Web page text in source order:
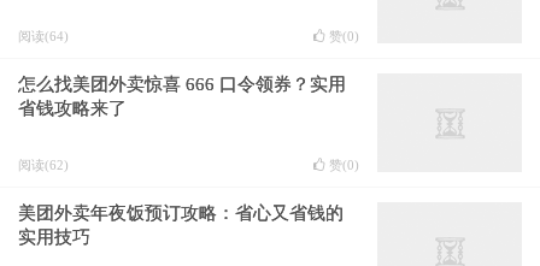
阅读(64) 赞(0)
怎么找美团外卖惊喜 666 口令领券？实用
省钱攻略来了
阅读(62) 赞(0)
美团外卖年夜饭预订攻略：省心又省钱的
实用技巧